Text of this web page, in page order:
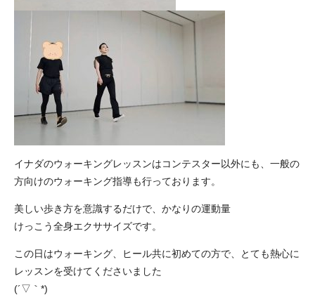
イナダのウォーキングレッスンはコンテスター以外にも、一般の
方向けのウォーキング指導も行っております。
美しい歩き方を意識するだけで、かなりの運動量
けっこう全身エクササイズです。
この日はウォーキング、ヒール共に初めての方で、とても熱心に
レッスンを受けてくださいました
(´▽｀*)